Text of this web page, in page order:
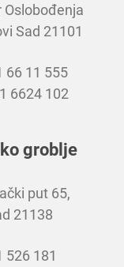
Oslobođenja
Sad 21101
66 11 555
6624 102
groblje
put 65,
21138
526 181